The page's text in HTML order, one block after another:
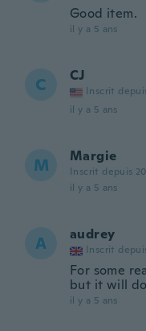
Good item.
il y a 5 ans
C CJ
Inscrit
il y a 5 ans
M Margie
Inscrit depuis
il y a 5 ans
A audrey
Inscrit
For some
but it will
il y a 5 ans